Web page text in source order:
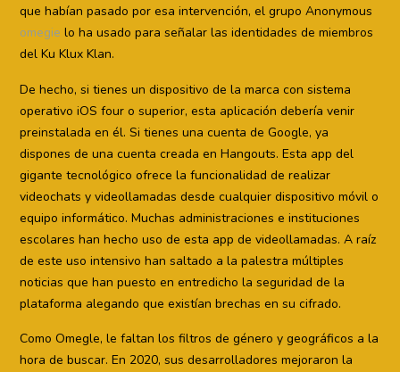
que habían pasado por esa intervención, el grupo Anonymous
omegie lo ha usado para señalar las identidades de miembros
del Ku Klux Klan.
De hecho, si tienes un dispositivo de la marca con sistema
operativo iOS four o superior, esta aplicación debería venir
preinstalada en él. Si tienes una cuenta de Google, ya
dispones de una cuenta creada en Hangouts. Esta app del
gigante tecnológico ofrece la funcionalidad de realizar
videochats y videollamadas desde cualquier dispositivo móvil o
equipo informático. Muchas administraciones e instituciones
escolares han hecho uso de esta app de videollamadas. A raíz
de este uso intensivo han saltado a la palestra múltiples
noticias que han puesto en entredicho la seguridad de la
plataforma alegando que existían brechas en su cifrado.
Como Omegle, le faltan los filtros de género y geográficos a la
hora de buscar. En 2020, sus desarrolladores mejoraron la